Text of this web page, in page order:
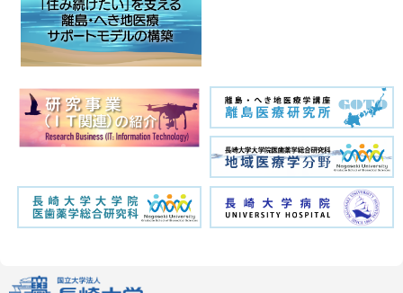
13:00～ 一般講演（主に関係者のみ）対面講演
14:30～ 特別講演（一般向け）ライブ配信講演 会場内のみ
・場所：長崎大学病院 第4講義室
ます。
この度、令和２年度九州総合通信局「情報通信月間表彰」を受
賞しました。
長崎大学が、離島での医療推進のためビッグデータを活用した
調剤情報共有システムを長崎県五島市で構築・運用するにあた
り、幅広い支援を行うなど、情報通信による医療分野の高度化
に多大な貢献をしたことが評価され受賞しました。
0_.html